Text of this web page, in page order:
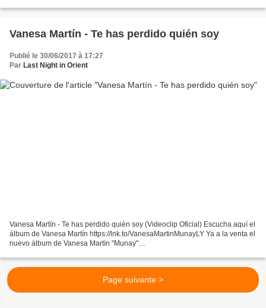
Vanesa Martín - Te has perdido quién soy
Publié le 30/06/2017 à 17:27
Par Last Night in Orient
Vanesa Martín - Te has perdido quién soy (Videoclip Oficial) Escucha aquí el
álbum de Vanesa Martín https://lnk.to/VanesaMartinMunayLY Ya a la venta el
nuevo álbum de Vanesa Martín "Munay"
Page suivante >